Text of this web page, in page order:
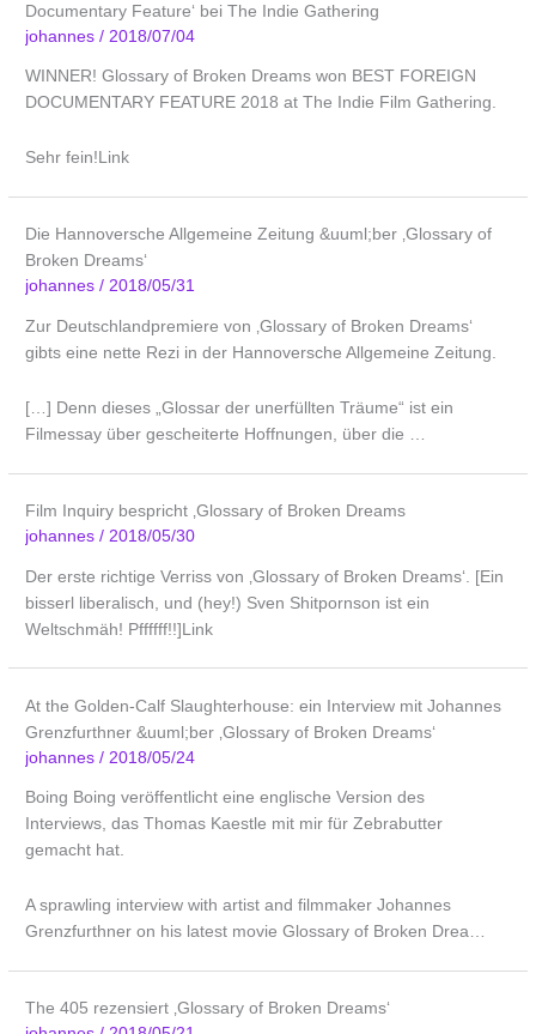
Documentary Feature‘ bei The Indie Gathering
johannes/ 2018/07/04
WINNER! Glossary of Broken Dreams won BEST FOREIGN
DOCUMENTARY FEATURE 2018 at The Indie Film Gathering.
Sehr fein!Link
Die Hannoversche Allgemeine Zeitung &uuml;ber ‚Glossary of
Broken Dreams‘
johannes/2018/05/31
Zur Deutschlandpremiere von ‚Glossary of Broken Dreams‘
gibts eine nette Rezi in der Hannoversche Allgemeine Zeitung.
[…] Denn dieses „Glossar der unerfüllten Träume“ ist ein
Filmessay über gescheiterte Hoffnungen, über die …
Film Inquiry bespricht ‚Glossary of Broken Dreams
johannes/2018/05/30
Der erste richtige Verriss von ‚Glossary of Broken Dreams‘. [Ein
bisserl liberalisch, und (hey!) Sven Shitpornson ist ein
Weltschmäh! Pffffff!!]Link
At the Golden-Calf Slaughterhouse: ein Interview mit Johannes
Grenzfurthner &uuml;ber ‚Glossary of Broken Dreams‘
johannes/ 2018/05/24
Boing Boing veröffentlicht eine englische Version des
Interviews, das Thomas Kaestle mit mir für Zebrabutter
gemacht hat.
A sprawling interview with artist and filmmaker Johannes
Grenzfurthner on his latest movie Glossary of Broken Drea…
The 405 rezensiert ‚Glossary of Broken Dreams‘